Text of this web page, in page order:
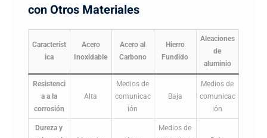
con Otros Materiales
Característ
ica
Acero
Inoxidable
Acero al
Carbono
Hierro
Fundido
Aleaciones
de
aluminio
Resistenci
a a la
corrosión
Alta
Medios de
comunicac
ión
Baja
Medios de
comunicac
ión
Dureza y
Medios de